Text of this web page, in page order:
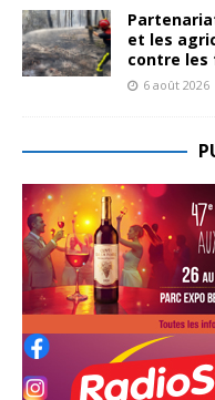
et les
contre les
6 août 2026